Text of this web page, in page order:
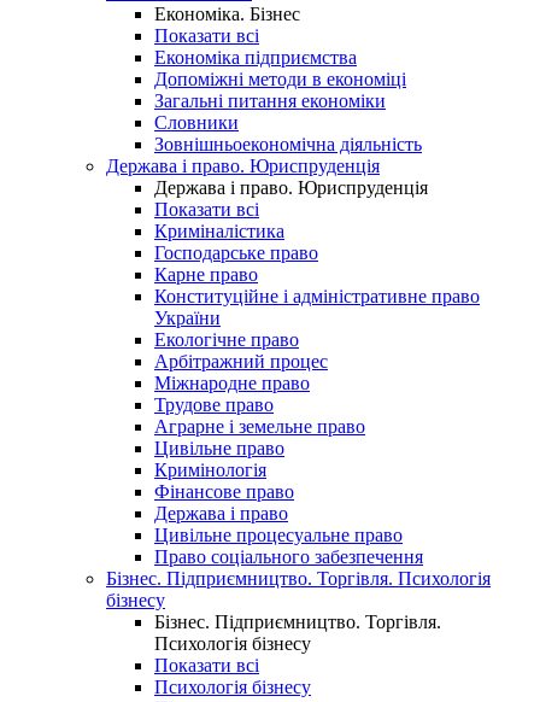
Економіка. Бізнес
Показати всі
Економіка підприємства
Допоміжні методи в економіці
Загальні питання економіки
Словники
Зовнішньоекономічна діяльність
Держава і право. Юриспруденція
Держава і право. Юриспруденція
Показати всі
Криміналістика
Господарське право
Карне право
Конституційне і адміністративне право
України
Екологічне право
Арбітражний процес
Міжнародне право
Трудове право
Аграрне і земельне право
Цивільне право
Кримінологія
Фінансове право
Держава і право
Цивільне процесуальне право
Право соціального забезпечення
Бізнес. Підприємництво. Торгівля. Психологія
бізнесу
Бізнес. Підприємництво. Торгівля.
Психологія бізнесу
Показати всі
Психологія бізнесу